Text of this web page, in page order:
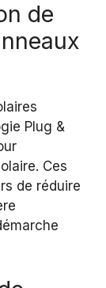
de
Plug &
Ces
de réduire